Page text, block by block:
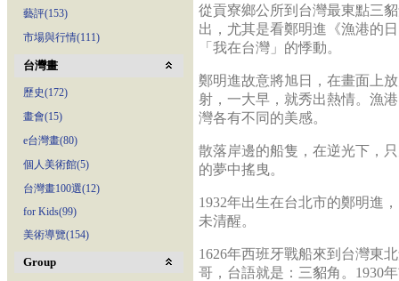
藝評(153)
市場與行情(111)
台灣畫
歷史(172)
畫會(15)
e台灣畫(80)
個人美術館(5)
台灣畫100選(12)
for Kids(99)
美術導覽(154)
Group
從貢寮鄉公所到台灣最東點三
出，尤其是看鄭明進《漁港的
「我在台灣」的悸動。
鄭明進故意將旭日，在畫面上
射，一大早，就秀出熱情。漁
灣各有不同的美感。
散落岸邊的船隻，在逆光下，
的夢中搖曳。
1932年出生在台北市的鄭明進
未清醒。
1626年西班牙戰船來到台灣東
哥，台語就是：三貂角。1930